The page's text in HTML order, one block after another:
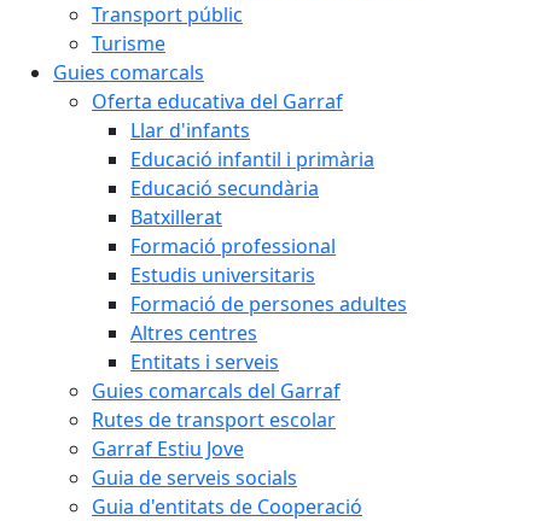
Transport públic
Turisme
Guies comarcals
Oferta educativa del Garraf
Llar d'infants
Educació infantil i primària
Educació secundària
Batxillerat
Formació professional
Estudis universitaris
Formació de persones adultes
Altres centres
Entitats i serveis
Guies comarcals del Garraf
Rutes de transport escolar
Garraf Estiu Jove
Guia de serveis socials
Guia d'entitats de Cooperació